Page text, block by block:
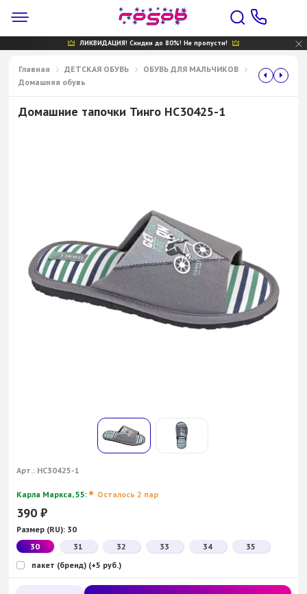
ЛИКВИДАЦИЯ! Скидки до 80%! Не пропусти!
Главная ДЕТСКАЯ ОБУВЬ
ОБУВЬ ДЛЯ МАЛЬЧИКОВ
Домашняя обувь
Домашние тапочки Тинго НС30425-1
Арт.: НС30425-1
Карла Маркса, 55: Осталось 2 пар
390 ₽
Размер (RU): 30
30
31 32 33 34
35
пакет (бренд) (+5 руб.)